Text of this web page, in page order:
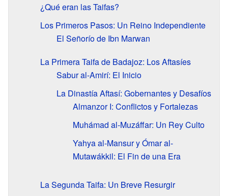
¿Qué eran las Taifas?
Los Primeros Pasos: Un Reino Independiente
El Señorío de Ibn Marwan
La Primera Taifa de Badajoz: Los Aftasíes
Sabur al-Amirí: El Inicio
La Dinastía Aftasí: Gobernantes y Desafíos
Almanzor I: Conflictos y Fortalezas
Muhámad al-Muzáffar: Un Rey Culto
Yahya al-Mansur y Ómar al-
Mutawákkil: El Fin de una Era
La Segunda Taifa: Un Breve Resurgir